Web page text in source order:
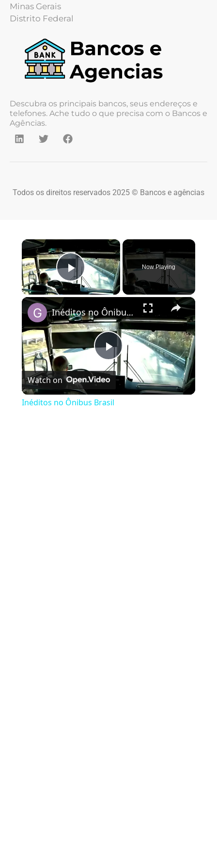
Minas Gerais
Distrito Federal
Descubra os principais bancos, seus endereços e
telefones. Ache tudo o que precisa com o Bancos e
Agências.
Todos os direitos reservados 2025 © Bancos e agências
×
Play Video
Now Playing
×
Play Video
Inéditos no Ônibus Brasil
Watch on
Inéditos no Ônibus Brasil